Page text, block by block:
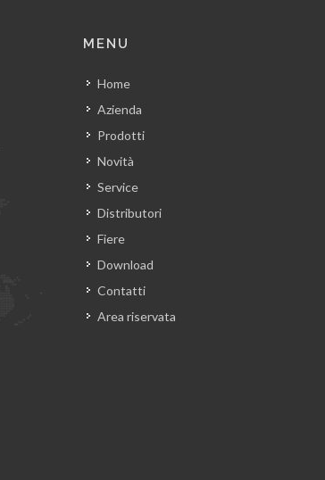
MENU
Home
Azienda
Prodotti
Novità
Service
Distributori
Fiere
Download
Contatti
Area riservata